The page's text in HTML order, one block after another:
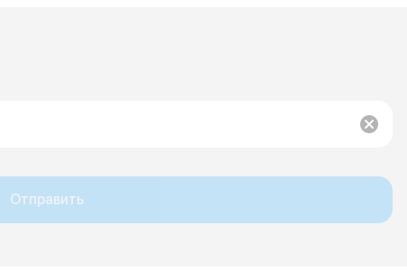
Отправить